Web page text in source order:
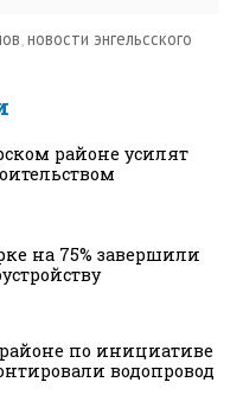
новости энгельсского
районе усилят
на 75% завершили
по инициативе
водопровод